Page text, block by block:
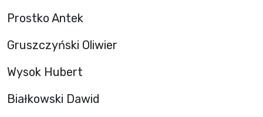
Prostko Antek
Gruszczyński Oliwier
Wysok Hubert
Białkowski Dawid